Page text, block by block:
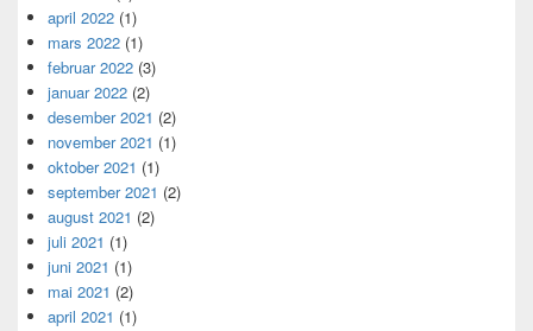
april 2022 (1)
mars 2022 (1)
februar 2022 (3)
januar 2022 (2)
desember 2021 (2)
november 2021 (1)
oktober 2021 (1)
september 2021 (2)
august 2021 (2)
juli 2021 (1)
juni 2021 (1)
mai 2021 (2)
april 2021 (1)